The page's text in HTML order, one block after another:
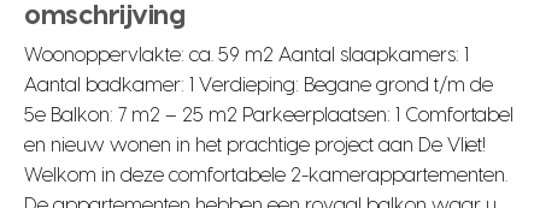
omschrijving
Woonoppervlakte: ca. 59 m2 Aantal slaapkamers: 1
Aantal badkamer: 1 Verdieping: Begane grond t/m de
5e Balkon: 7 m2 – 25 m2 Parkeerplaatsen: 1 Comfortabel
en nieuw wonen in het prachtige project aan De Vliet!
Welkom in deze comfortabele 2-kamerappartementen.